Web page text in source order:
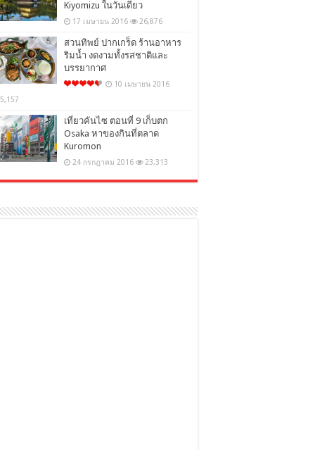
Kiyomizu ในวันเดียว
17 เมษายน 2016 26,876
สวนทิพย์ ปากเกร็ด ร้านอาหาร
ริมน้ำ งดงามทั้งรสชาติและ
บรรยากาศ
10 เมษายน 2016
เที่ยวคันไซ ตอนที่ 9 เก็บตก
Osaka หาของกินที่ตลาด
Kuromon
24 กรกฎาคม 2016 23,313